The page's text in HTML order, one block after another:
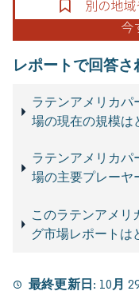
レポートで回答
ラテンアメリカパ
場の現在の規模は
ラテンアメリカパ
場の主要プレーヤ
このラテンアメリ
グ市場レポートは
最終更新日: 10月